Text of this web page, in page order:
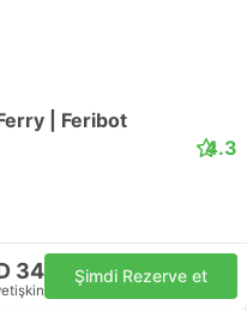
| Feribot
4.3
34 Şimdi Rezerve et